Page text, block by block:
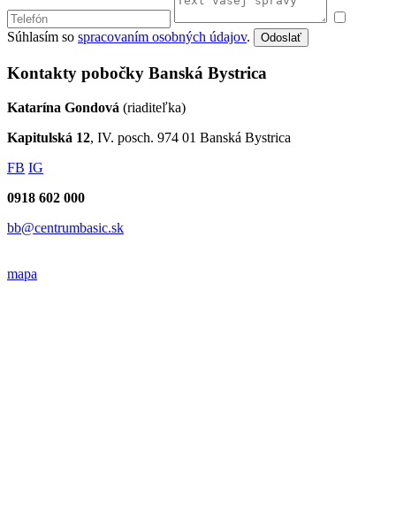
Súhlasím so spracovaním osobných údajov. Odoslať
Kontakty pobočky Banská Bystrica
Katarína Gondová (riaditeľka)
Kapitulská 12, IV. posch. 974 01 Banská Bystrica
FB IG
0918 602 000
bb@centrumbasic.sk
mapa